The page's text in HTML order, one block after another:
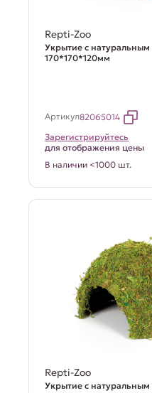
Repti-Zoo
Укрытие с
170*170*120мм
Артикул82065014
Зарегистрируйтесь
для отображения цены
В наличии <1000 шт.
Repti-Zoo
Укрытие с